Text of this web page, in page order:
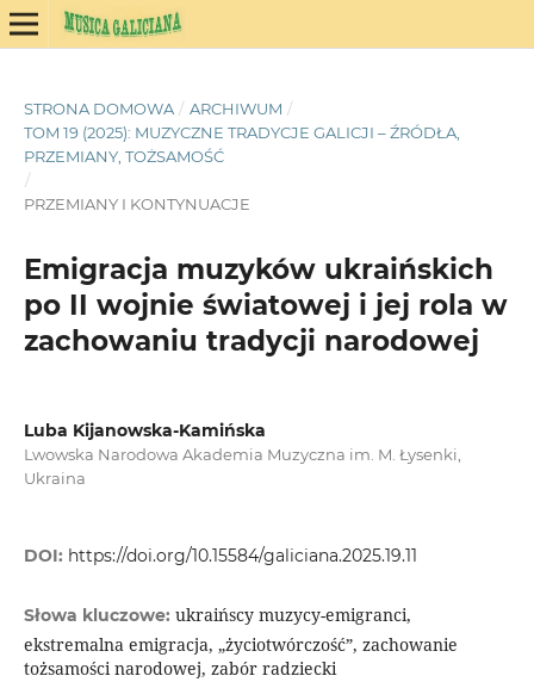
STRONA DOMOWA / ARCHIWUM /
TOM 19 (2025): MUZYCZNE TRADYCJE GALICJI – ŹRÓDŁA,
PRZEMIANY, TOŻSAMOŚĆ
/
PRZEMIANY I KONTYNUACJE
Emigracja muzyków ukraińskich
po II wojnie światowej i jej rola w
zachowaniu tradycji narodowej
Luba Kijanowska-Kamińska
Lwowska Narodowa Akademia Muzyczna im. M. Łysenki,
Ukraina
DOI: https://doi.org/10.15584/galiciana.2025.19.11
Słowa kluczowe: ukraińscy muzycy-emigranci,
ekstremalna emigracja, „życiotwórczość”, zachowanie
tożsamości narodowej, zabór radziecki